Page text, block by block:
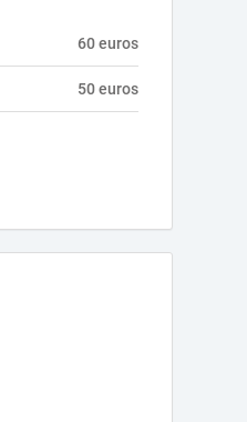
60 euros
50 euros